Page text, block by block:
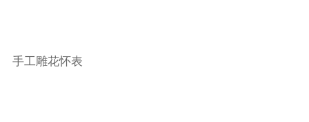
手工雕花怀表